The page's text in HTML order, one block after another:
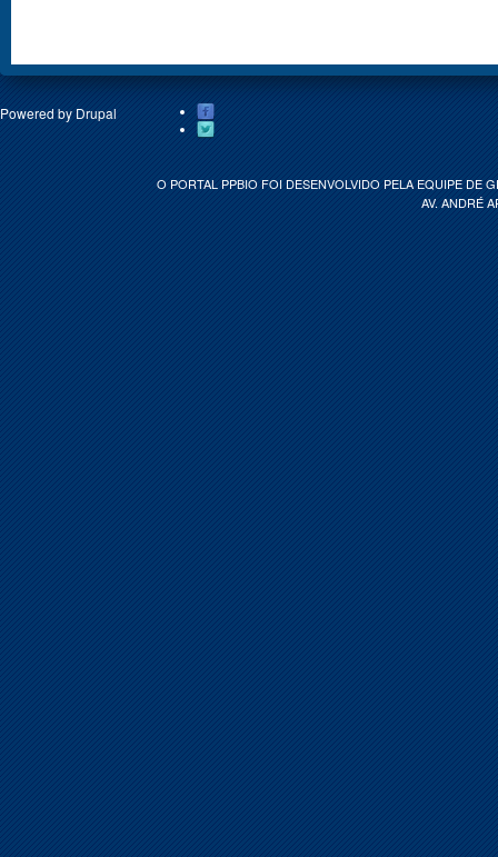
Powered by Drupal
O PORTAL PPBIO FOI DESENVOLVIDO PELA EQUIPE DE
AV. ANDRÉ